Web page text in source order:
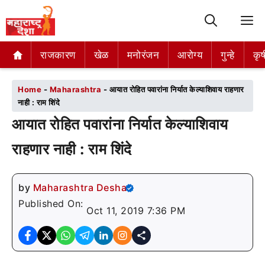
राजकारण खेळ मनोरंजन आरोग्य गुन्हे
राजकारण खेळ मनोरंजन आरोग्य गुन्हे
Home - Maharashtra - आयात रोहित पवारांना निर्यात केल्याशिवाय राहणार
नाही : राम शिंदे
आयात रोहित पवारांना निर्यात केल्याशिवाय
राहणार नाही : राम शिंदे
by Maharashtra Desha
Published On:
Oct 11, 2019 7:36 PM